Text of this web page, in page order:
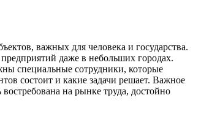
важных для человека и государства.
даже в небольших городах.
специальные сотрудники, которые
состоит и какие задачи решает. Важное
на рынке труда, достойно